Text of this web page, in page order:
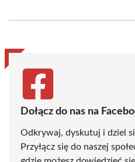
(Twitter)
Dołącz do nas na
Odkrywaj, dyskutuj i dziel
Przyłącz się do naszej